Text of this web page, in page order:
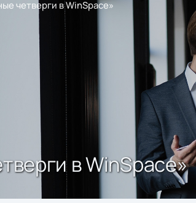
четверги в WinSpace»
в WinSpace»